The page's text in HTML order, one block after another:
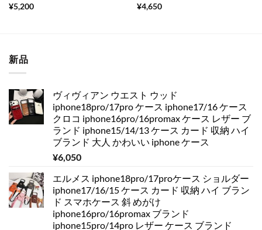
5段階中
¥5,200 5段階中
¥4,650
新品
ヴィヴィアン ウエスト ウッド
iphone18pro/17pro ケース iphone17/16 ケース
クロコ iphone16pro/16promax ケース レザー ブ
ランド iphone15/14/13 ケース カード 収納 ハイ
ブランド 大人 かわいい iphone ケース
¥6,050
エルメス iphone18pro/17proケース ショルダー
iphone17/16/15 ケース カード 収納 ハイ ブラン
ド スマホケース 斜 めがけ
iphone16pro/16promax ブランド
iphone15pro/14pro レザー ケース ブランド